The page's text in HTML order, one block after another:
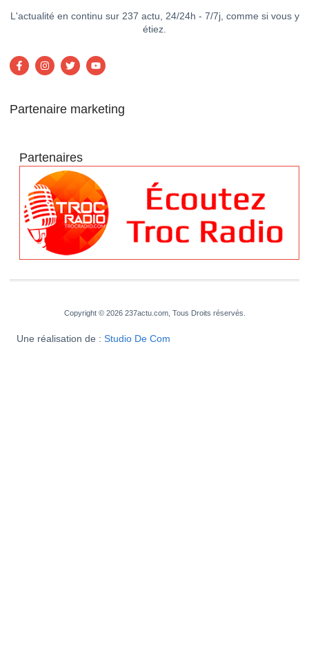
L'actualité en continu sur 237 actu, 24/24h - 7/7j, comme si vous y
étiez.
Partenaire marketing
Partenaires
Copyright © 2026 237actu.com, Tous Droits réservés.
Une réalisation de : Studio De Com